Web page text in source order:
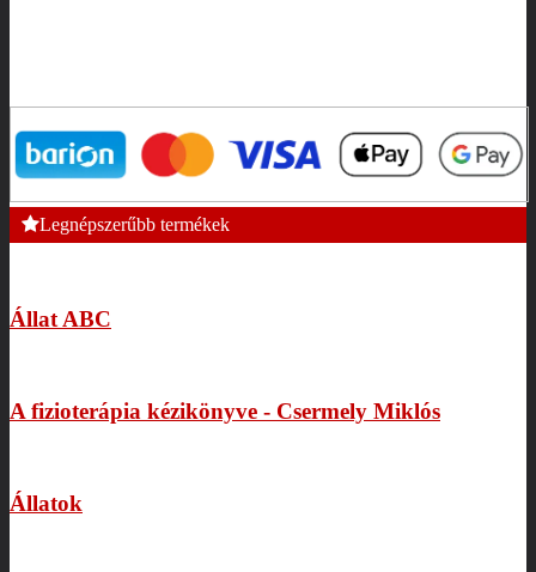
Legnépszerűbb termékek
Állat ABC
A fizioterápia kézikönyve - Csermely Miklós
Állatok